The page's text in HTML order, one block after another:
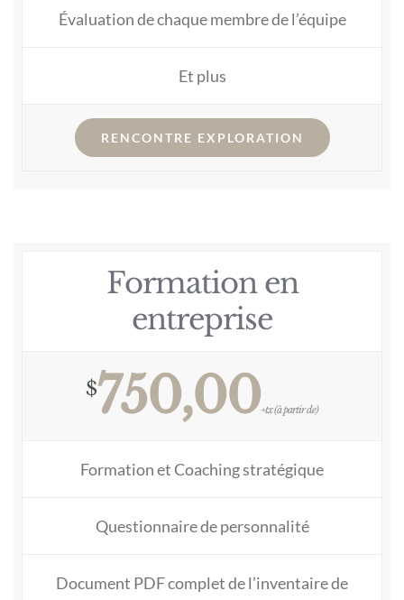
Évaluation de chaque membre de l’équipe
Et plus
RENCONTRE EXPLORATION
Formation en
entreprise
$750,00+tx (à partir de)
Formation et Coaching stratégique
Questionnaire de personnalité
Document PDF complet de l’inventaire de